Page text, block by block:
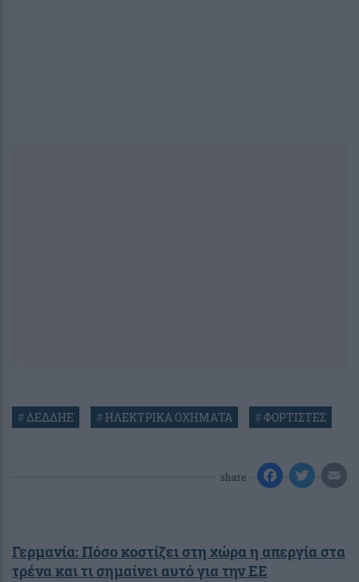
#ΔΕΔΔΗΕ #ΗΛΕΚΤΡΙΚΑ ΟΧΗΜΑΤΑ #ΦΟΡΤΙΣΤΕΣ
share
Γερμανία: Πόσο κοστίζει στη χώρα η απεργία στα
τρένα και τι σημαίνει αυτό για την ΕΕ